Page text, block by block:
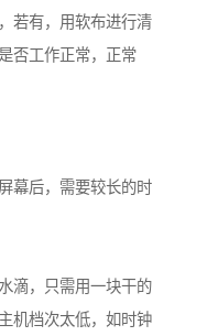
若有，用软布进行清
否工作正常，正常
幕后，需要较长的时
滴，只需用一块干的
机档次太低，如时钟